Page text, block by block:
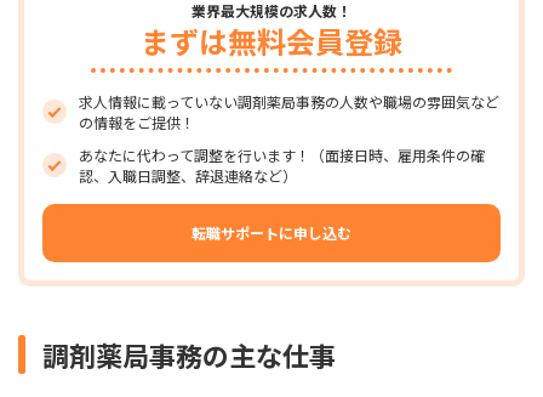
業界最大規模の求人数！
まずは無料会員登録
求人情報に載っていない調剤薬局事務の人数や職場の雰囲気など
の情報をご提供！
あなたに代わって調整を行います！（面接日時、雇用条件の確
認、入職日調整、辞退連絡など）
転職サポートに申し込む
調剤薬局事務の主な仕事